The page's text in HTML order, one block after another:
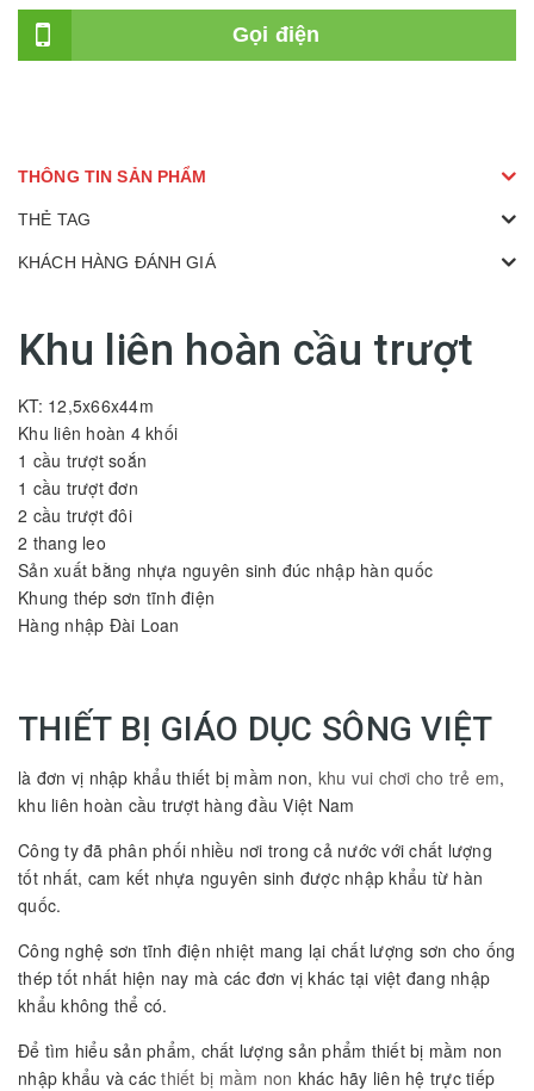
Gọi điện
THÔNG TIN SẢN PHẨM
THẺ TAG
KHÁCH HÀNG ĐÁNH GIÁ
Khu liên hoàn cầu trượt
KT: 12,5x66x44m
Khu liên hoàn 4 khối
1 cầu trượt soắn
1 cầu trượt đơn
2 cầu trượt đôi
2 thang leo
Sản xuất bằng nhựa nguyên sinh đúc nhập hàn quốc
Khung thép sơn tĩnh điện
Hàng nhập Đài Loan
THIẾT BỊ GIÁO DỤC SÔNG VIỆT
là đơn vị nhập khẩu thiết bị mầm non, khu vui chơi cho trẻ em,
khu liên hoàn cầu trượt hàng đầu Việt Nam
Công ty đã phân phối nhiều nơi trong cả nước với chất lượng
tốt nhất, cam kết nhựa nguyên sinh được nhập khẩu từ hàn
quốc.
Công nghệ sơn tĩnh điện nhiệt mang lại chất lượng sơn cho ống
thép tốt nhất hiện nay mà các đơn vị khác tại việt đang nhập
khẩu không thể có.
Để tìm hiểu sản phẩm, chất lượng sản phẩm thiết bị mầm non
nhập khẩu và cácthiết bị mầm non khác hãy liên hệ trực tiếp